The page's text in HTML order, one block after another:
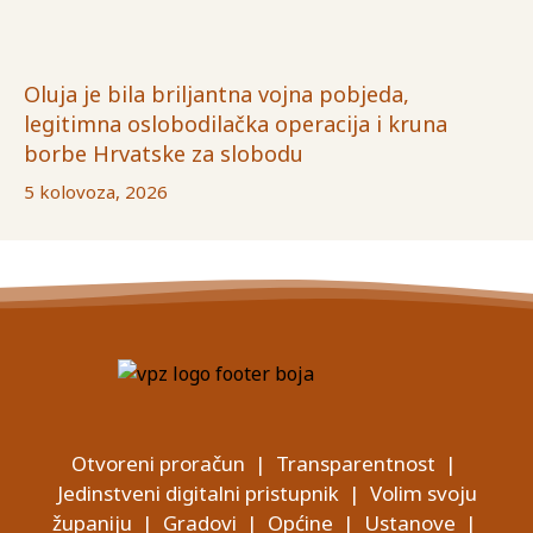
Oluja je bila briljantna vojna pobjeda,
legitimna oslobodilačka operacija i kruna
borbe Hrvatske za slobodu
5 kolovoza, 2026
Otvoreni proračun | Transparentnost |
Jedinstveni digitalni pristupnik| Volim svoju
županiju | Gradovi | Općine | Ustanove |